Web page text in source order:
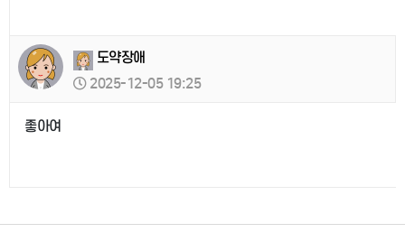
도약장애
2025-12-05 19:25
좋아여